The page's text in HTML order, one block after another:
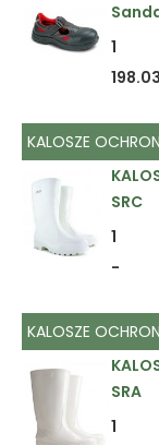
1
KALOSZE
SRC
1
-
KALOSZE
SRA
1